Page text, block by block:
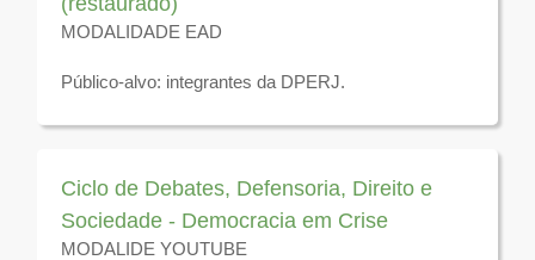
MODALIDADE EAD
Público-alvo: integrantes da DPERJ.
Disponível para visualização até 31 de dezembro de
Ciclo de Debates, Defensoria, Direito e
Sociedade - Democracia em Crise
MODALIDE YOUTUBE